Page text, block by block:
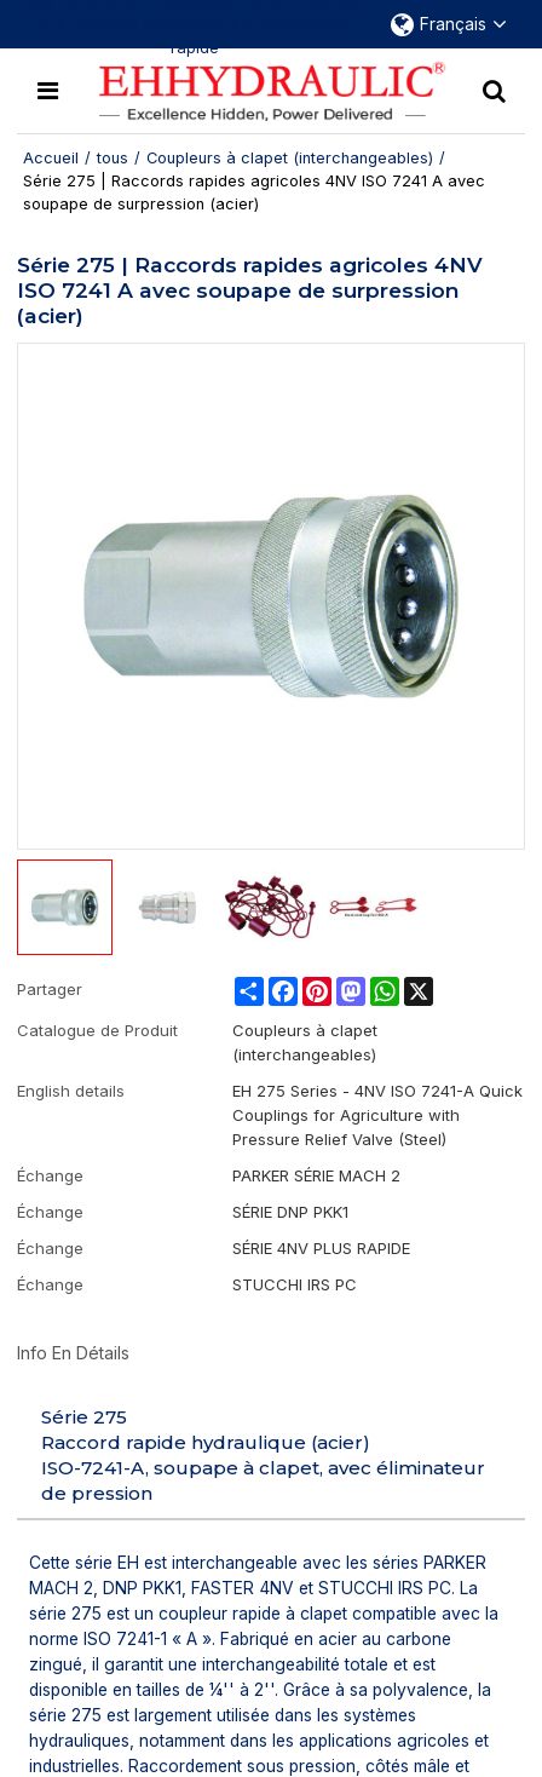
rapide
Français
Accueil / tous / Coupleurs à clapet (interchangeables) /
Série 275 | Raccords rapides agricoles 4NV ISO 7241 A avec
soupape de surpression (acier)
Série 275 | Raccords rapides agricoles 4NV
ISO 7241 A avec soupape de surpression
(acier)
Partager ShareFacebookPinterestMastodonWhatsApp
Catalogue de Produit
Coupleurs à clapet
(interchangeables)
English details
EH 275 Series - 4NV ISO 7241-A Quick
Couplings for Agriculture with
Pressure Relief Valve (Steel)
Échange
PARKER SÉRIE MACH 2
Échange
SÉRIE DNP PKK1
Échange
SÉRIE 4NV PLUS RAPIDE
Échange
STUCCHI IRS PC
Info En Détails
Série 275
Raccord rapide hydraulique (acier)
ISO-7241-A, soupape à clapet, avec éliminateur
de pression
Cette série EH est interchangeable avec les séries PARKER
MACH 2, DNP PKK1, FASTER 4NV et STUCCHI IRS PC. La
série 275 est un coupleur rapide à clapet compatible avec la
norme ISO 7241-1 « A ». Fabriqué en acier au carbone
zingué, il garantit une interchangeabilité totale et est
disponible en tailles de ¼'' à 2''. Grâce à sa polyvalence, la
série 275 est largement utilisée dans les systèmes
hydrauliques, notamment dans les applications agricoles et
industrielles. Raccordement sous pression, côtés mâle et